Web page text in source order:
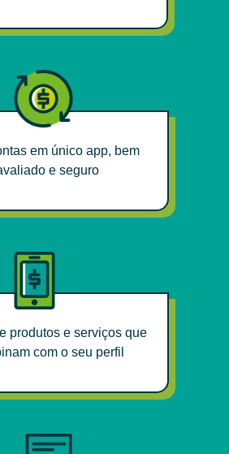
em único app, bem
e seguro
produtos e serviços que
com o seu perfil